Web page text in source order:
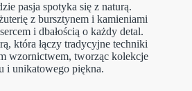
pasja spotyka się z naturą.
z bursztynem i kamieniami
i dbałością o każdy detal.
która łączy tradycyjne techniki
wzornictwem, tworząc kolekcje
i unikatowego piękna.